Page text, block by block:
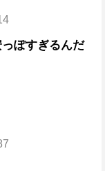
ぽすぎるんだ